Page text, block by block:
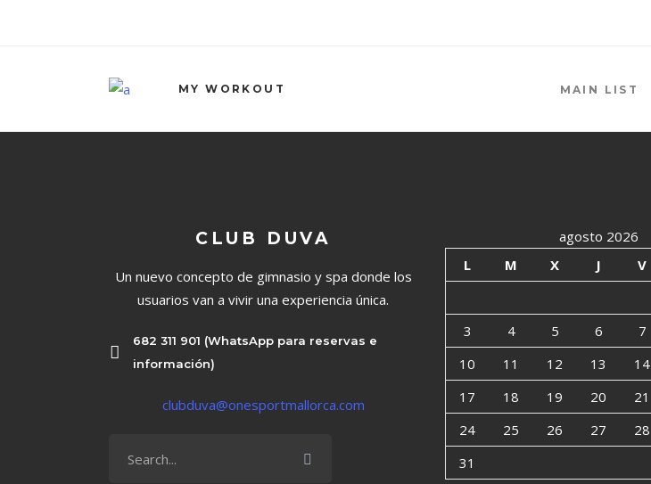
MY WORKOUT MAIN LIST
CLUB DUVA
Un nuevo concepto de gimnasio y spa donde los
usuarios van a vivir una experiencia única.
682 311 901 (WhatsApp para reservas e
información)
clubduva@onesportmallorca.com
agosto 2026
L
M X J V
3
4 5 6 7
10
11 12 13 14
17
18 19 20 21
24
25 26 27 28
31